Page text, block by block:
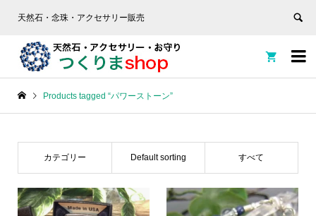
天然石・念珠・アクセサリー販売


Products tagged “パワーストーン”
カテゴリー Default sorting すべて